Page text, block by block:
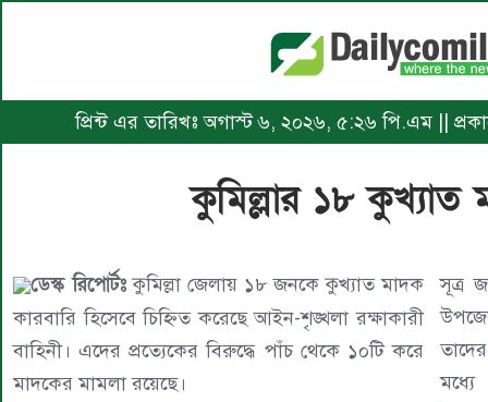
প্রিন্ট এর তারিখঃ অগাস্ট ৬, ২০২৬, ৫:২৬ পি.এম ||
কুমিল্লার ১৮ কুখ্যাত
ডেস্ক রিপোর্টঃকুমিল্লা জেলায় ১৮ জনকে কুখ্যাত মাদক
কারবারি হিসেবে চিহ্নিত করেছে আইন-শৃঙ্খলা রক্ষাকারী
বাহিনী। এদের প্রত্যেকের বিরুদ্ধে পাঁচ থেকে ১০টি করে
মাদকের মামলা রয়েছে।
সূত্র